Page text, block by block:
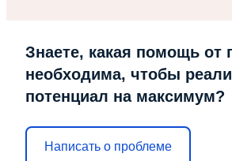
Знаете, какая помощь от
необходима, чтобы
потенциал на максимум?
Написать о проблеме